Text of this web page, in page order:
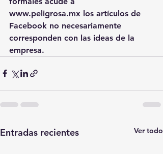
www.peligrosa.mx los artículos de
Facebook no necesariamente
corresponden con las ideas de la
empresa.
Entradas recientes Ver todo